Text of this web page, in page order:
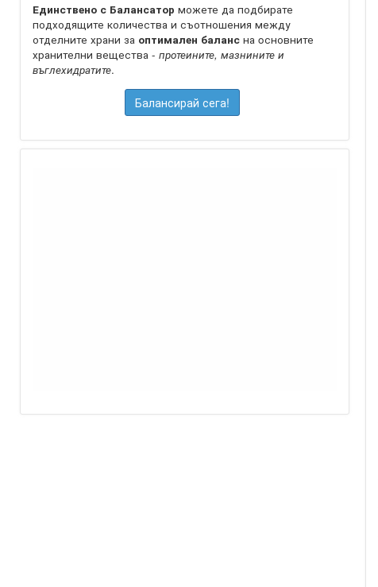
Единствено с Балансатор можете да подбирате
подходящите количества и съотношения между
отделните храни за оптимален баланс на oсновните
хранителни вещества - протеините, мазнините и
въглехидратите.
Балансирай сега!